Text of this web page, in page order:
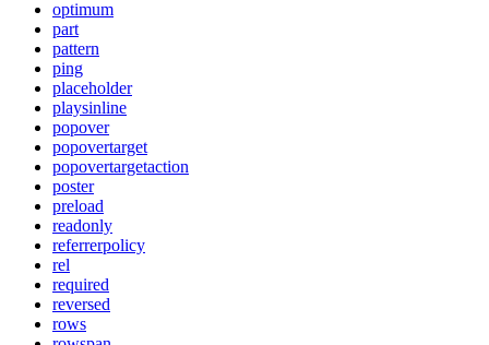
optimum
part
pattern
ping
placeholder
playsinline
popover
popovertarget
popovertargetaction
poster
preload
readonly
referrerpolicy
rel
required
reversed
rows